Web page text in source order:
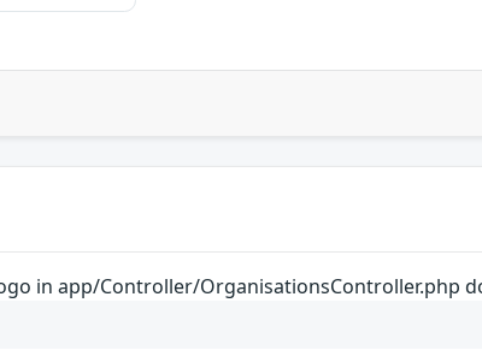
in app/Controller/OrganisationsController.php